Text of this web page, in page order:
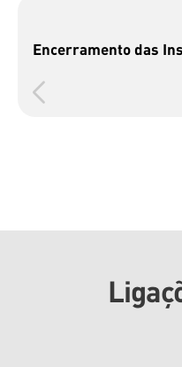
Encerramento das